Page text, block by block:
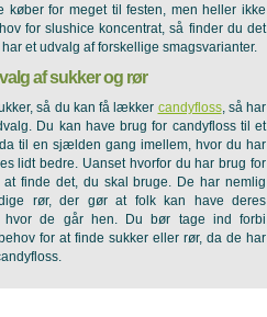
køber for meget til festen, men heller ikke
for slushice koncentrat, så finder du det
et udvalg af forskellige smagsvarianter.
af sukker og rør
så du kan få lækker candyfloss, så har
Du kan have brug for candyfloss til et
til en sjælden gang imellem, hvor du har
lidt bedre. Uanset hvorfor du har brug for
finde det, du skal bruge. De har nemlig
rør, der gør at folk kan have deres
hvor de går hen. Du bør tage ind forbi
for at finde sukker eller rør, da de har